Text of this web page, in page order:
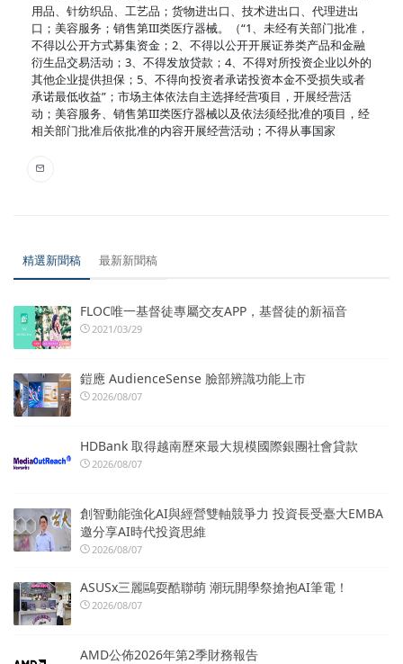
用品、针纺织品、工艺品；货物进出口、技术进出口、代理进出
口；美容服务；销售第III类医疗器械。（“1、未经有关部门批准，
不得以公开方式募集资金；2、不得以公开开展证券类产品和金融
衍生品交易活动；3、不得发放贷款；4、不得对所投资企业以外的
其他企业提供担保；5、不得向投资者承诺投资本金不受损失或者
承诺最低收益”；市场主体依法自主选择经营项目，开展经营活
动；美容服务、销售第III类医疗器械以及依法须经批准的项目，经
相关部门批准后依批准的内容开展经营活动；不得从事国家
精選新聞稿 最新新聞稿
FLOC唯一基督徒專屬交友APP，基督徒的新福音
2021/03/29
鎧應 AudienceSense 臉部辨識功能上市
2026/08/07
HDBank 取得越南歷來最大規模國際銀團社會貸款
2026/08/07
創智動能強化AI與經營雙軸競爭力 投資長受臺大EMBA
邀分享AI時代投資思維
2026/08/07
ASUSx三麗鷗耍酷聯萌 潮玩開學祭搶抱AI筆電！
2026/08/07
AMD公佈2026年第2季財務報告